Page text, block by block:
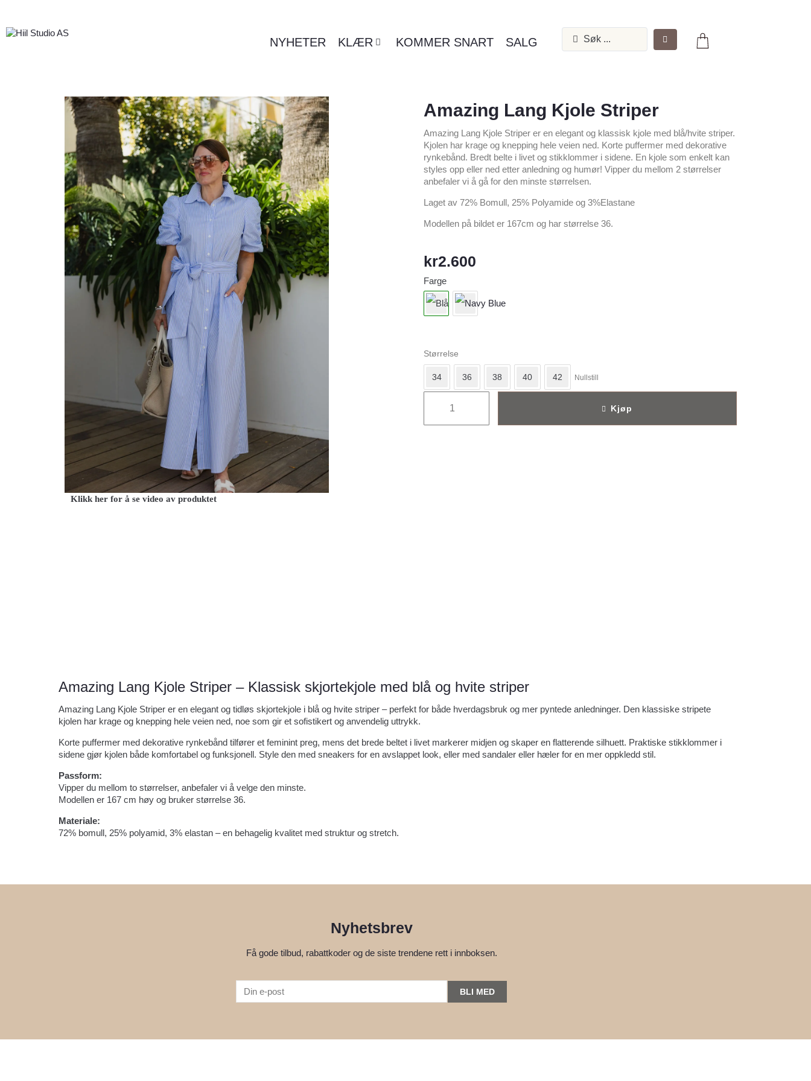
NYHETER KLÆR KOMMER SNART SALG
Amazing Lang Kjole Striper
Amazing Lang Kjole Striper er en elegant og klassisk kjole med blå/hvite striper.
Kjolen har krage og knepping hele veien ned. Korte puffermer med dekorative
rynkebånd. Bredt belte i livet og stikklommer i sidene. En kjole som enkelt kan
styles opp eller ned etter anledning og humør! Vipper du mellom 2 størrelser
anbefaler vi å gå for den minste størrelsen.
Laget av 72% Bomull, 25% Polyamide og 3%Elastane
Modellen på bildet er 167cm og har størrelse 36.
kr2.600
Farge
Størrelse
34 36 38 40 42 Nullstill
Kjøp
Amazing Lang Kjole Striper – Klassisk skjortekjole med blå og hvite striper
Amazing Lang Kjole Striper er en elegant og tidløs skjortekjole i blå og hvite striper – perfekt for både hverdagsbruk og mer pyntede anledninger. Den klassiske stripete
kjolen har krage og knepping hele veien ned, noe som gir et sofistikert og anvendelig uttrykk.
Korte puffermer med dekorative rynkebånd tilfører et feminint preg, mens det brede beltet i livet markerer midjen og skaper en flatterende silhuett. Praktiske stikklommer i
sidene gjør kjolen både komfortabel og funksjonell. Style den med sneakers for en avslappet look, eller med sandaler eller hæler for en mer oppkledd stil.
Passform:
Vipper du mellom to størrelser, anbefaler vi å velge den minste.
Modellen er 167 cm høy og bruker størrelse 36.
Materiale:
72% bomull, 25% polyamid, 3% elastan – en behagelig kvalitet med struktur og stretch.
Nyhetsbrev
Få gode tilbud, rabattkoder og de siste trendene rett i innboksen.
BLI MED